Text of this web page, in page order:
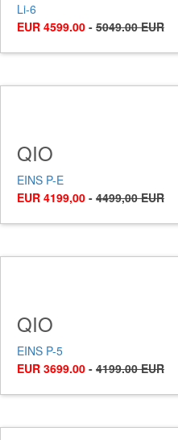
Li-6
EUR 4599.00 - 5049.00 EUR
QIO
EINS P-E
EUR 4199,00 - 4499,00 EUR
QIO
EINS P-5
EUR 3699.00 - 4199.00 EUR